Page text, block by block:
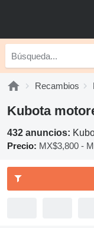
Recambios
Kubota
432 anuncios:
Precio: MX$3,800 -